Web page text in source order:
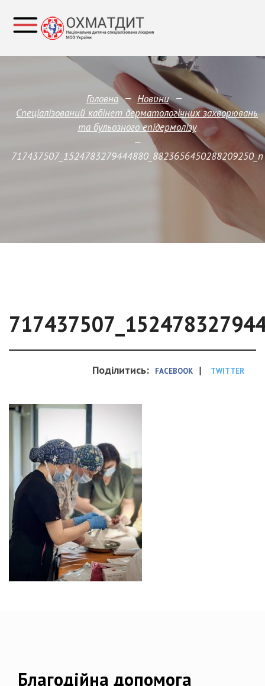
Головна — Новини —
Спеціалізований кабінет дерматологічних захворювань
та бульозного епідермолізу
—
717437507_1524783279444880_8823656450288209250_n
Поділитись: FACEBOOK | TWITTER
Благодійна допомога